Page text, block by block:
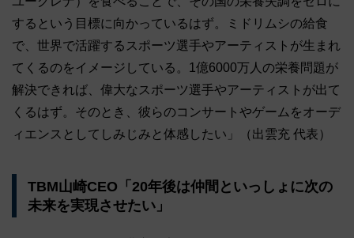
するという目標に向かっているはず。ミドリムシの給食
で、世界で活躍するスポーツ選手やアーティストが生まれ
てくるのをイメージしている。1億6000万人の栄養問題が
解決できれば、偉大なスポーツ選手やアーティストが出て
くるはず。そのとき、彼らのコンサートやゲームをオーデ
ィエンスとしてしみじみと体感したい」（出雲充 代表）
TBM山崎CEO「20年後は仲間といっしょに次の
未来を実現させたい」